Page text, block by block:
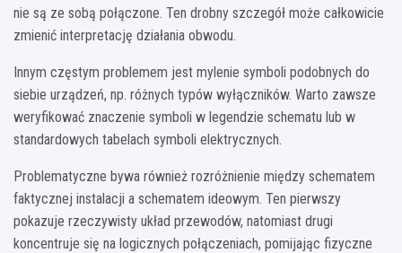
nie są ze sobą połączone. Ten drobny szczegół może całkowicie
zmienić interpretację działania obwodu.
Innym częstym problemem jest mylenie symboli podobnych do
siebie urządzeń, np. różnych typów wyłączników. Warto zawsze
weryfikować znaczenie symboli w legendzie schematu lub w
standardowych tabelach symboli elektrycznych.
Problematyczne bywa również rozróżnienie między schematem
faktycznej instalacji a schematem ideowym. Ten pierwszy
pokazuje rzeczywisty układ przewodów, natomiast drugi
koncentruje się na logicznych połączeniach, pomijając fizyczne